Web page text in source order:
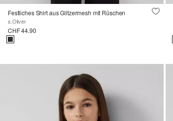
Festliches Shirt aus Glitzermesh mit Rüschen
s.Oliver
CHF 44.90